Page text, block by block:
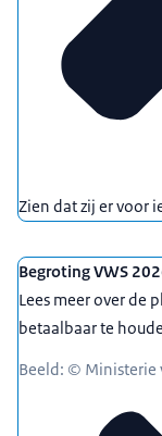
Zien dat zij er voor
Begroting VWS
Lees meer over de
betaalbaar te
Beeld: © Ministerie